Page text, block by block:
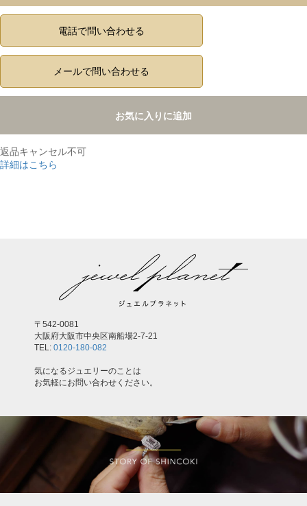
電話で問い合わせる
メールで問い合わせる
お気に入りに追加
返品キャンセル不可
詳細はこちら
〒542-0081
大阪府大阪市中央区南船場2-7-21
TEL: 0120-180-082
気になるジュエリーのことは
お気軽にお問い合わせください。